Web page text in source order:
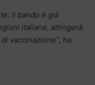
il bando è già
italiane, attingerà
vaccinazione”, ha